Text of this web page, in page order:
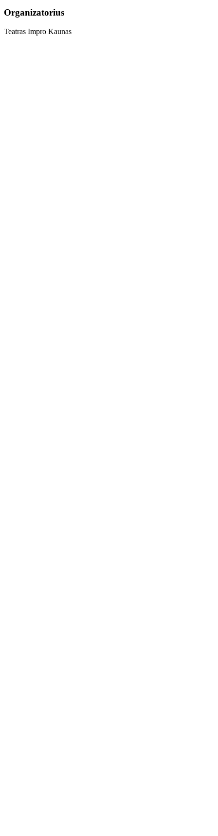
Organizatorius
Teatras Impro Kaunas